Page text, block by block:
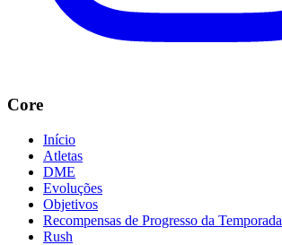
Core
Início
Atletas
DME
Evoluções
Objetivos
Recompensas de Progresso da Temporada
Rush